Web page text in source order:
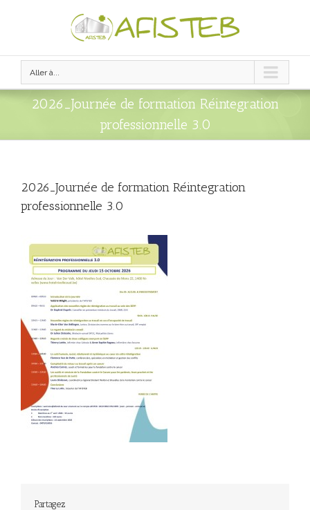
Aller à...
2026_Journée de formation Réintegration
professionnelle 3.0
2026_Journée de formation Réintegration
professionnelle 3.0
Partagez